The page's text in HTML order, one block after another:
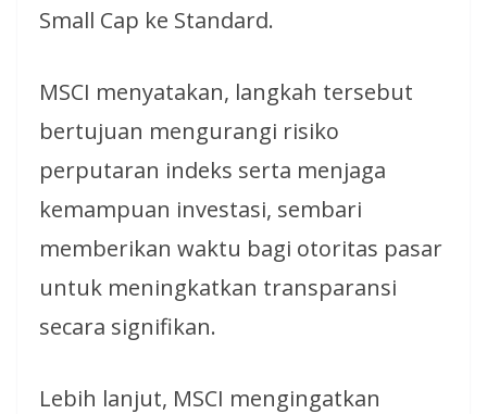
Small Cap ke Standard.
MSCI menyatakan, langkah tersebut
bertujuan mengurangi risiko
perputaran indeks serta menjaga
kemampuan investasi, sembari
memberikan waktu bagi otoritas pasar
untuk meningkatkan transparansi
secara signifikan.
Lebih lanjut, MSCI mengingatkan